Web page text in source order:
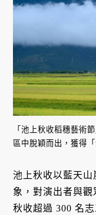
「池上秋收稻穗藝術
區中脫穎而出，獲得
池上秋收以藍天
象，對演出者與
秋收超過 300 名